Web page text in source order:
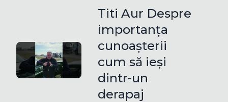
Titi Aur Despre
importanța
cunoașterii
cum să ieși
dintr-un
derapaj